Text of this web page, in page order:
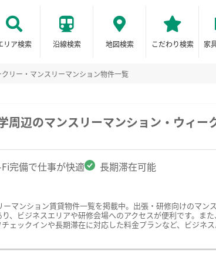
リア検索 沿線検索 地図検索 こだわり検索 家
リー・マンスリーマンション物件一覧
周辺のマンスリーマンション・ウィー
完備で仕事が快適 長期滞在可能
マンション賃貸物件一覧を掲載中。出張・研修向けのマン
、ビジネスエリアや研修会場へのアクセスが便利です。ま
ェックインや長期滞在に対応した料金プランなど、ビジネ